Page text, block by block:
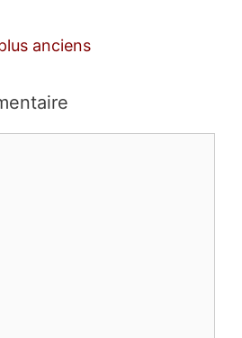
anciens